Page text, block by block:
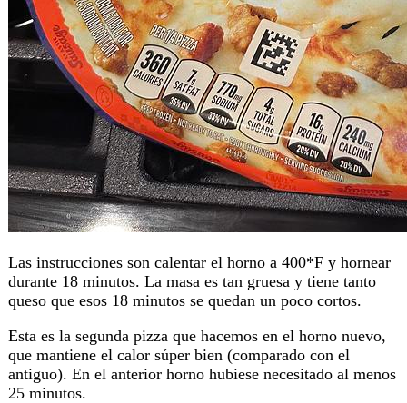
Las instrucciones son calentar el horno a 400*F y hornear
durante 18 minutos. La masa es tan gruesa y tiene tanto
queso que esos 18 minutos se quedan un poco cortos.
Esta es la segunda pizza que hacemos en el horno nuevo,
que mantiene el calor súper bien (comparado con el
antiguo). En el anterior horno hubiese necesitado al menos
25 minutos.